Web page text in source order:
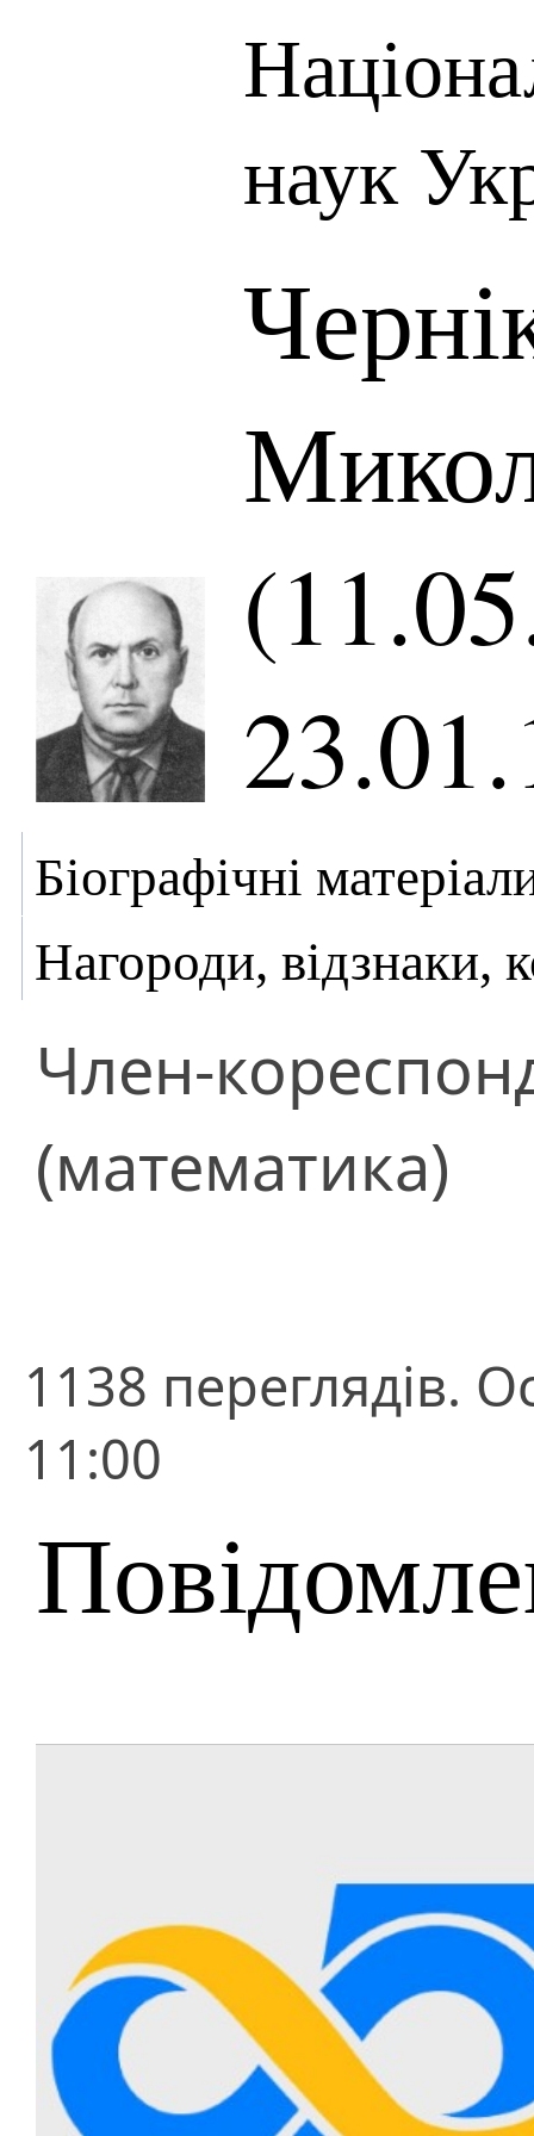
наук
Біографічні
Нагороди, відзнаки,
Член-
(математика)
1138 переглядів.
11:00